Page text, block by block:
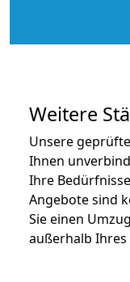
Weitere
Unsere
Ihnen
Ihre
Angebote sind
Sie einen
außerhalb